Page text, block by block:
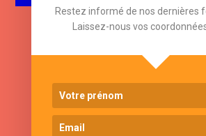
Restez informé de nos dernières
Laissez-nous vos